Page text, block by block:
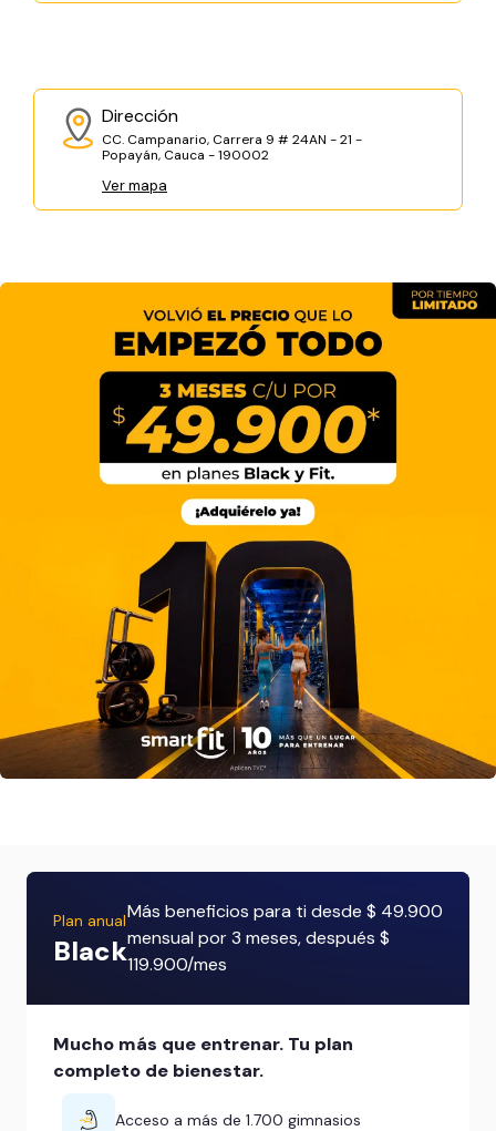
Dirección
CC. Campanario, Carrera 9 # 24AN - 21 -
Popayán, Cauca - 190002
Ver mapa
Plan anual
Black
Más beneficios para ti desde $ 49.900
mensual por 3 meses, después $
119.900/mes
Mucho más que entrenar. Tu plan
completo de bienestar.
Acceso a más de 1.700 gimnasios